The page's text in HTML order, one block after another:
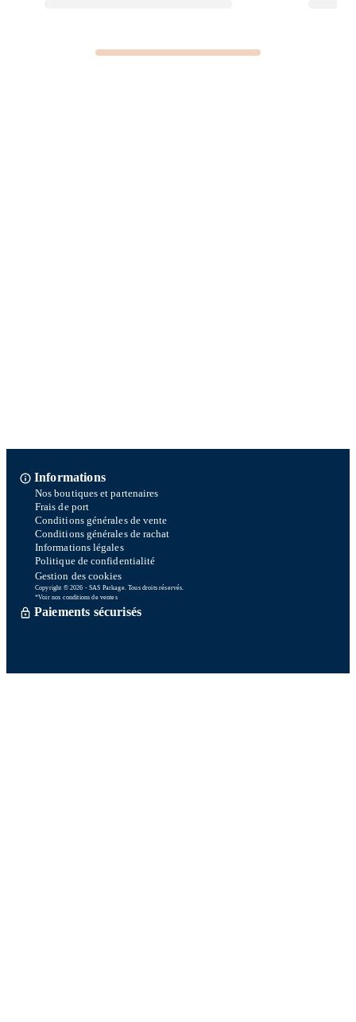
Informations
Nos boutiques et partenaires
Frais de port
Conditions générales de vente
Conditions générales de rachat
Informations légales
Politique de confidentialité
Gestion des cookies
Copyright © 2026 - SAS Parkage. Tous droits réservés.
*Voir nos conditions de ventes
Paiements sécurisés